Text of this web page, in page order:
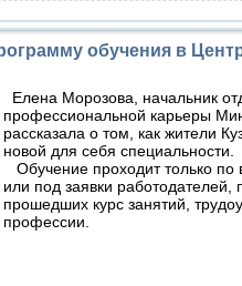
обучения в
Елена Морозова, начальник
профессиональной карьеры
рассказала о том, как жители
новой для себя специальности.
Обучение проходит только
или под заявки
прошедших курс занятий,
профессии.